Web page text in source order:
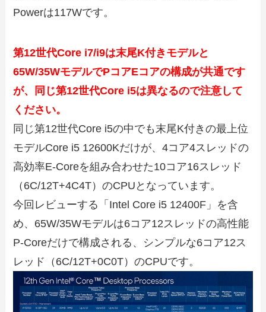
Powerは117Wです。
第12世代Core i7/i9は末尾K付きモデルと
65W/35WモデルでPコアEコアの構成が共通です
が、同じ第12世代Core i5は異なるので注意して
ください。
同じ第12世代Core i5の中でも末尾K付きの最上位
モデルCore i5 12600Kだけが、4コア4スレッドの
高効率E-Coreを組み合わせた10コア16スレッド
（6C/12T+4C4T）のCPUとなっています。
今回レビューする「Intel Core i5 12400F」を含
め、65W/35Wモデルは6コア12スレッドの高性能
P-Coreだけで構成される、シンプルな6コア12ス
レッド（6C/12T+0C0T）のCPUです。